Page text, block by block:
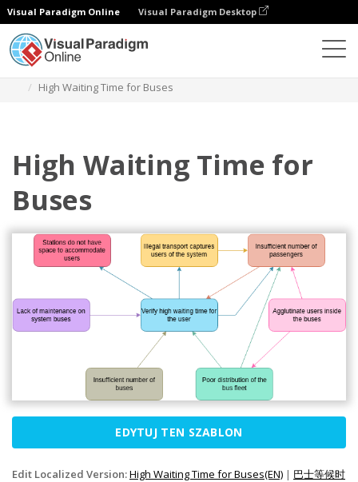
Visual Paradigm Online Visual Paradigm Desktop
High Waiting Time for Buses
High Waiting Time for
Buses
EDYTUJ TEN SZABLON
Edit Localized Version:High Waiting Time for Buses(EN) | 巴士等候时